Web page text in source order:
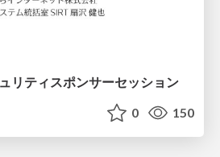
リティスポンサーセッション
0 150